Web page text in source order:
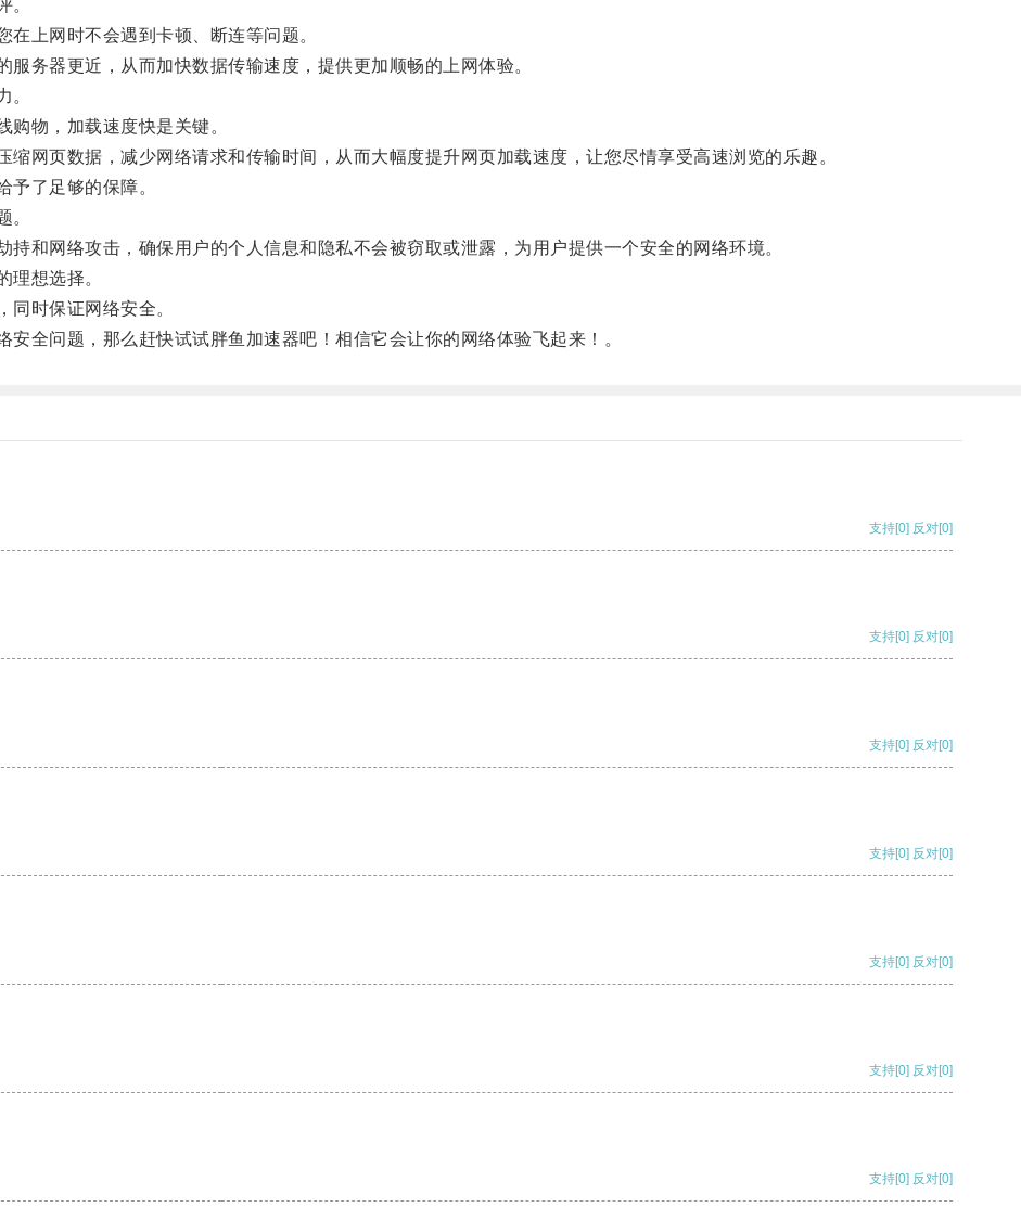
。
上网时不会遇到卡顿、断连等问题。
务器更近，从而加快数据传输速度，提供更加顺畅的上网体验。
。
物，加载速度快是关键。
页数据，减少网络请求和传输时间，从而大幅度提升网页加载速度，让您尽情享受高速浏览的乐趣。
了足够的保障。
。
网络攻击，确保用户的个人信息和隐私不会被窃取或泄露，为用户提供一个安全的网络环境。
想选择。
时保证网络安全。
全问题，那么赶快试试胖鱼加速器吧！相信它会让你的网络体验飞起来！。
支持[0] 反对[0]
支持[0] 反对[0]
支持[0] 反对[0]
支持[0] 反对[0]
支持[0] 反对[0]
支持[0] 反对[0]
支持[0] 反对[0]